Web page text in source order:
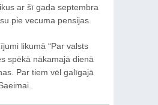
ar šī gada septembra
pie vecuma pensijas.
likumā “Par valsts
spēkā nākamajā dienā
Par tiem vēl galīgajā